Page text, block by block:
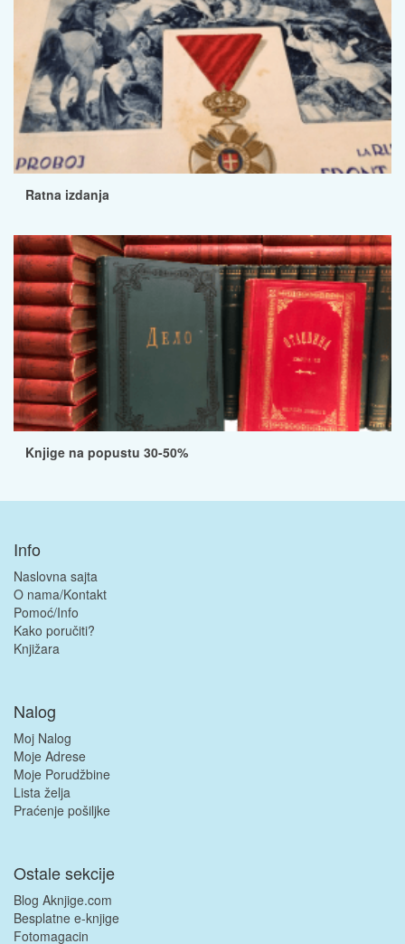
Ratna izdanja
Knjige na popustu 30-50%
Info
Naslovna sajta
O nama/Kontakt
Pomoć/Info
Kako poručiti?
Knjižara
Nalog
Moj Nalog
Moje Adrese
Moje Porudžbine
Lista želja
Praćenje pošiljke
Ostale sekcije
Blog Aknjige.com
Besplatne e-knjige
Fotomagacin